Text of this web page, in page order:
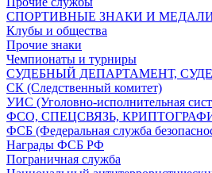
СПОРТИВНЫЕ ЗНАКИ И
Клубы и общества
Прочие знаки
Чемпионаты и турниры
СУДЕБНЫЙ ДЕПАРТАМЕНТ,
СК (Следственный комитет)
УИС (Уголовно-исполнительная
ФСО, СПЕЦСВЯЗЬ,
ФСБ (Федеральная служба
Награды ФСБ РФ
Пограничная служба